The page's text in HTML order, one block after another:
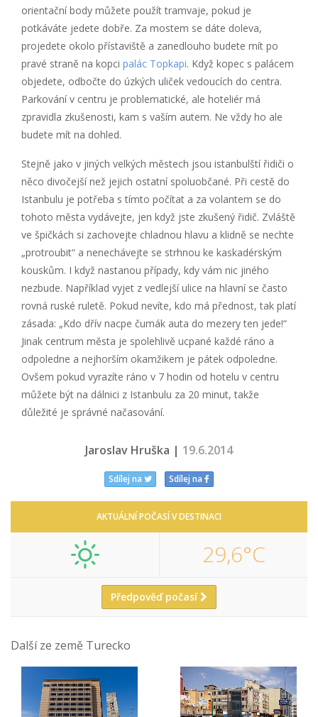
orientační body můžete použít tramvaje, pokud je
potkáváte jedete dobře. Za mostem se dáte doleva,
projedete okolo přístaviště a zanedlouho budete mít po
pravé straně na kopci palác Topkapi. Když kopec s palácem
objedete, odbočte do úzkých uliček vedoucích do centra.
Parkování v centru je problematické, ale hoteliér má
zpravidla zkušenosti, kam s vaším autem. Ne vždy ho ale
budete mít na dohled.
Stejně jako v jiných velkých městech jsou istanbulští řidiči o
něco divočejší než jejich ostatní spoluobčané. Při cestě do
Istanbulu je potřeba s tímto počítat a za volantem se do
tohoto města vydávejte, jen když jste zkušený řidič. Zvláště
ve špičkách si zachovejte chladnou hlavu a klidně se nechte
„protroubit“ a nenechávejte se strhnou ke kaskadérským
kouskům. I když nastanou případy, kdy vám nic jiného
nezbude. Například vyjet z vedlejší ulice na hlavní se často
rovná ruské ruletě. Pokud nevíte, kdo má přednost, tak platí
zásada: „Kdo dřív nacpe čumák auta do mezery ten jede!“
Jinak centrum města je spolehlivě ucpané každé ráno a
odpoledne a nejhorším okamžikem je pátek odpoledne.
Ovšem pokud vyrazíte ráno v 7 hodin od hotelu v centru
můžete být na dálnici z Istanbulu za 20 minut, takže
důležité je správné načasování.
Jaroslav Hruška | 19.6.2014
Sdílej na Sdílej na
AKTUÁLNÍ POČASÍ V DESTINACI
29,6°C
Předpověď počasí
Další ze země Turecko